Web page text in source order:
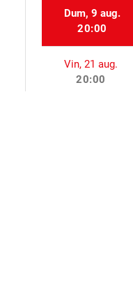
Dum, 9 aug.
20:00
Vin, 21 aug.
20:00